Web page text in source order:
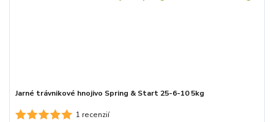
1 recenzií
Jarné trávnikové hnojivo Spring & Start 25-6-10 5kg